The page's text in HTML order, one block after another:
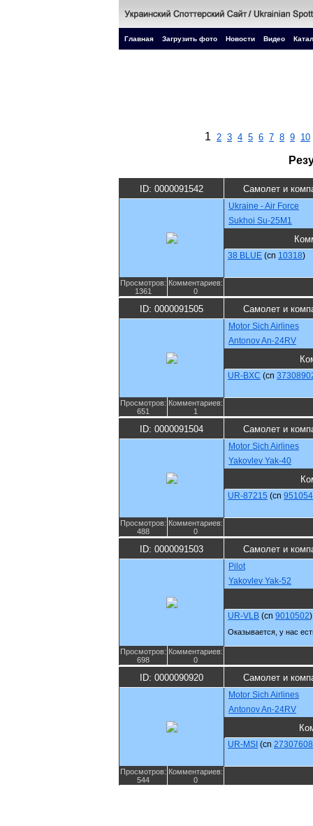
Главная Загрузить фото Новости Видео
1 2 3 4 5 6 7 8 9 10
ID: 0000091542 Самолет и
Ukraine - Air Force
Sukhoi Su-25M1
38 BLUE (cn 10318)
Просмотров:
1361
Комментариев:
0
ID: 0000091505 Самолет и
Motor Sich Airlines
Antonov An-24RV
UR-BXC (cn
Просмотров:
651
Комментариев:
1
ID: 0000091504 Самолет и
Motor Sich Airlines
Yakovlev Yak-40
UR-87215 (cn
Просмотров:
488
Комментариев:
0
ID: 0000091503 Самолет и
Pilot
Yakovlev Yak-52
UR-VLB (cn 9010502)
Оказывается, у нас
Просмотров:
698
Комментариев:
0
ID: 0000090920 Самолет и
Motor Sich Airlines
Antonov An-24RV
UR-MSI (cn 27307608
Просмотров:
544
Комментариев:
0